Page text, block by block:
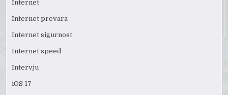
Internet
Internet prevara
Internet sigurnost
Internet speed
Intervju
iOS 17